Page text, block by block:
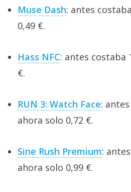
Muse Dash: antes
0,49 €.
Hass NFC: antes costaba
€.
RUN 3: Watch Face:
ahora solo 0,72 €.
Sine Rush Premium:
ahora solo 0,99 €.